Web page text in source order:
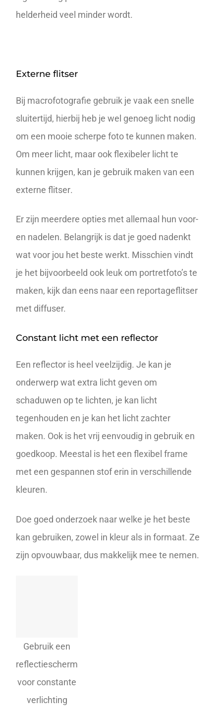
helderheid veel minder wordt.
Externe flitser
Bij macrofotografie gebruik je vaak een snelle
sluitertijd, hierbij heb je wel genoeg licht nodig
om een mooie scherpe foto te kunnen maken.
Om meer licht, maar ook flexibeler licht te
kunnen krijgen, kan je gebruik maken van een
externe flitser.
Er zijn meerdere opties met allemaal hun voor-
en nadelen. Belangrijk is dat je goed nadenkt
wat voor jou het beste werkt. Misschien vindt
je het bijvoorbeeld ook leuk om portretfoto’s te
maken, kijk dan eens naar een reportageflitser
met diffuser.
Constant licht met een reflector
Een reflector is heel veelzijdig. Je kan je
onderwerp wat extra licht geven om
schaduwen op te lichten, je kan licht
tegenhouden en je kan het licht zachter
maken. Ook is het vrij eenvoudig in gebruik en
goedkoop. Meestal is het een flexibel frame
met een gespannen stof erin in verschillende
kleuren.
Doe goed onderzoek naar welke je het beste
kan gebruiken, zowel in kleur als in formaat. Ze
zijn opvouwbaar, dus makkelijk mee te nemen.
Gebruik een
reflectiescherm
voor constante
verlichting